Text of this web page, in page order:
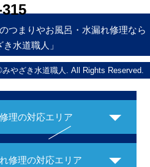
つまりやお風呂・水漏れ修理なら
き水道職人」
やざき水道職人. All Rights Reserved.
理の対応エリア
修理の対応エリア